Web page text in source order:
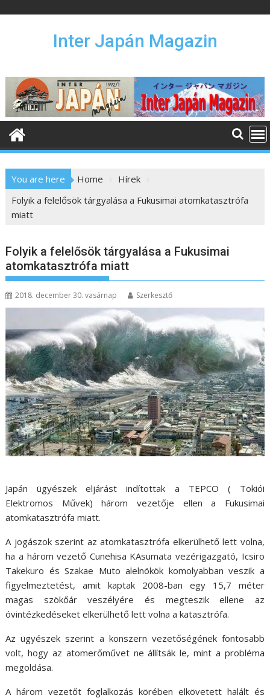
n
e
Inter Japán Magazin
You are here Home
Hírek
Folyik a felelősök tárgyalása a Fukusimai atomkatasztrófa
miatt
Folyik a felelősök tárgyalása a Fukusimai
atomkatasztrófa miatt
2018. december 30. vasárnap Szerkesztő
Japán ügyészek eljárást indítottak a TEPCO ( Tokiói
Elektromos Művek) három vezetője ellen a Fukusimai
atomkatasztrófa miatt.
A jogászok szerint az atomkatasztrófa elkerülhető lett volna,
ha a három vezető Cunehisa KAsumata vezérigazgató, Icsiro
Takekuro és Szakae Muto alelnökök komolyabban veszik a
figyelmeztetést, amit kaptak 2008-ban egy 15,7 méter
magas szökőár veszélyére és megteszik ellene az
óvintézkedéseket elkerülhető lett volna a katasztrófa.
Az ügyészek szerint a konszern vezetőségének fontosabb
volt, hogy az atomerőművet ne állítsák le, mint a probléma
megoldása.
A három vezetőt foglalkozás körében elkövetett halált és